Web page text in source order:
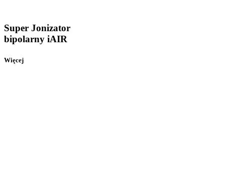
Super Jonizator
bipolarny iAIR
Więcej